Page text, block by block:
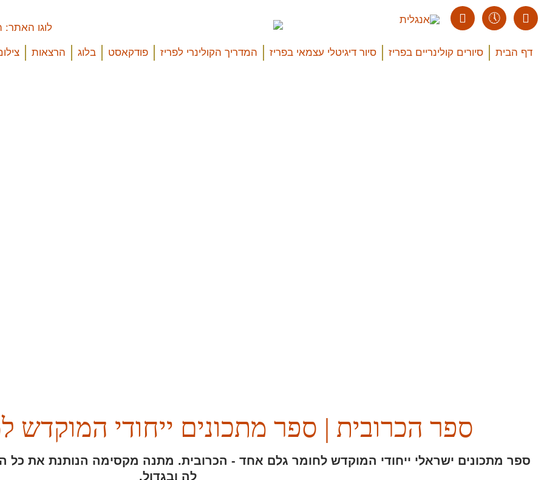
דף הבית סיורים קולינריים בפריז סיור דיגיטלי עצמאי בפריז המדריך הקולינרי לפריז פודקאסט בלוג הרצאות
ספר הכרובית | ספר מתכונים ייחודי המוקדש
ספר מתכונים ישראלי ייחודי המוקדש לחומר גלם אחד - הכרובית. מתנה מקסימה הנותנת את כל
לה ובגדול.